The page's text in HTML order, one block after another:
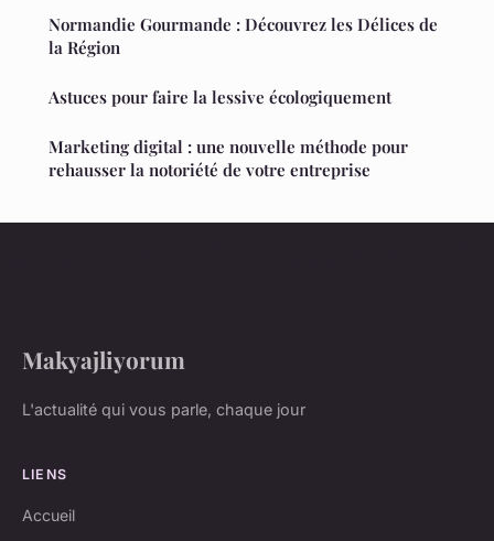
Normandie Gourmande : Découvrez les Délices de
la Région
Astuces pour faire la lessive écologiquement
Marketing digital : une nouvelle méthode pour
rehausser la notoriété de votre entreprise
Makyajliyorum
L'actualité qui vous parle, chaque jour
LIENS
Accueil